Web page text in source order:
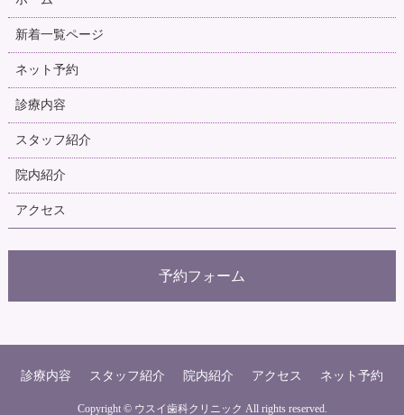
新着一覧ページ
ネット予約
診療内容
スタッフ紹介
院内紹介
アクセス
予約フォーム
診療内容 スタッフ紹介 院内紹介 アクセス ネット予約
Copyright © ウスイ歯科クリニック All rights reserved.